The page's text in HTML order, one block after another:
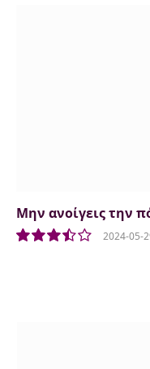
Μην ανοίγεις την
2024-05-